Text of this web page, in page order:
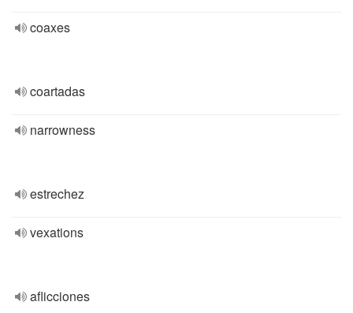
coaxes
coartadas
narrowness
estrechez
vexations
aflicciones